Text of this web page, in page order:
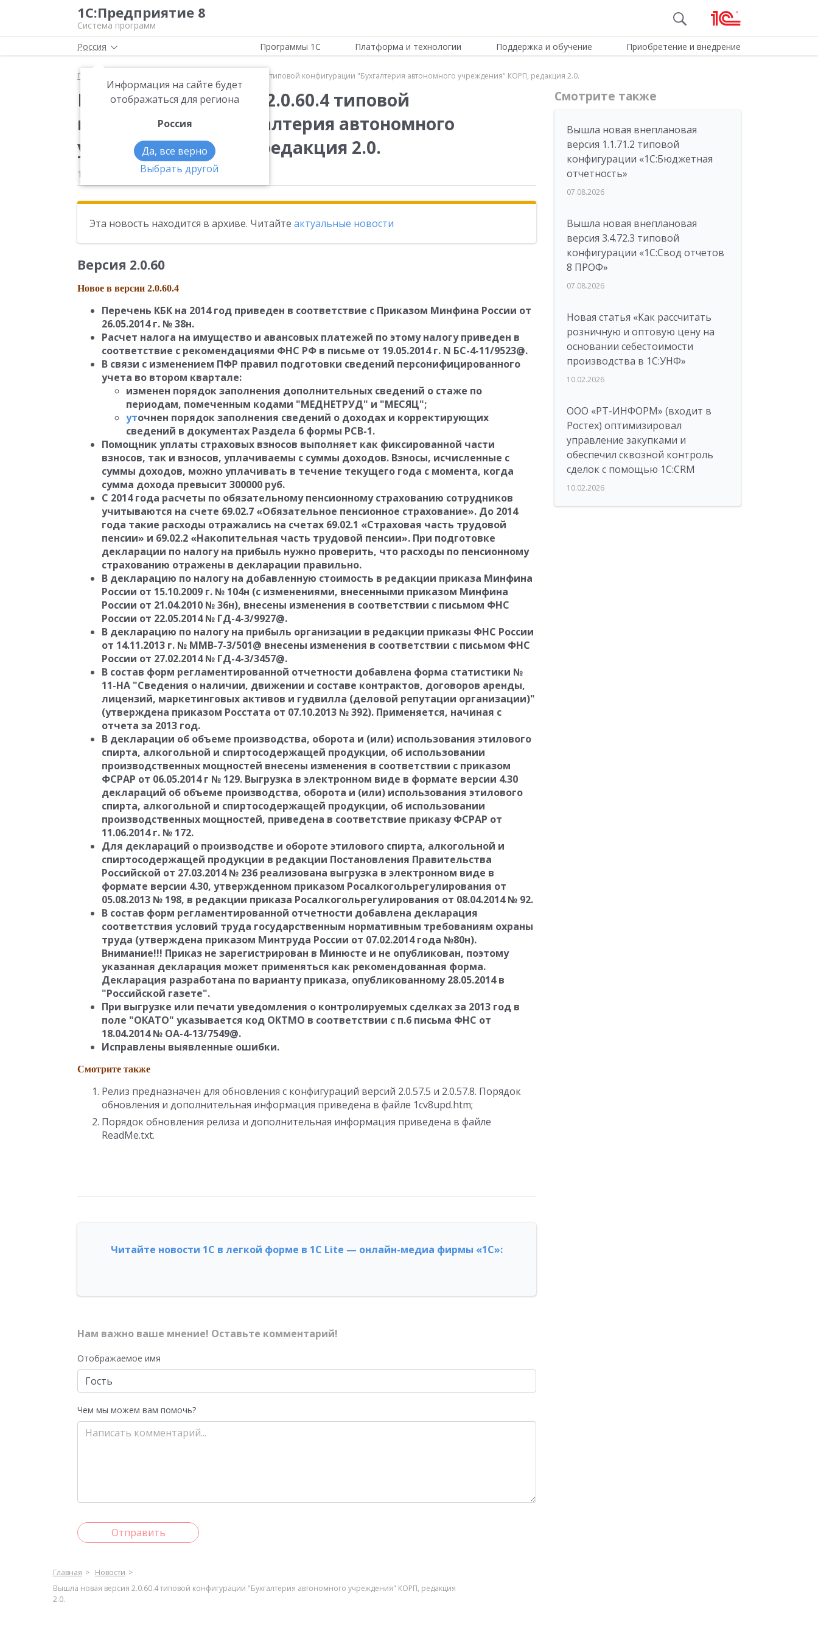
1С:Предприятие 8
Система программ
Россия
Информация на сайте будет
отображаться для региона
Россия
Да, все верно
Выбрать другой
Программы 1С Платформа и технологии Поддержка и обучение Приобретение и внедрение
Главная Вышла новая версия 2.0.60.4 типовой конфигурации "Бухгалтерия автономного учреждения" КОРП, редакция 2.0.
Вышла новая версия 2.0.60.4 типовой
конфигурации "Бухгалтерия автономного
учреждения" КОРП, редакция 2.0.
16.07.2014
Эта новость находится в архиве. Читайте актуальные новости
Версия 2.0.60
Новое в версии 2.0.60.4
Перечень КБК на 2014 год приведен в соответствие с Приказом Минфина России от
26.05.2014 г. № 38н.
Расчет налога на имущество и авансовых платежей по этому налогу приведен в
соответствие с рекомендациями ФНС РФ в письме от 19.05.2014 г. N БС-4-11/9523@.
В связи с изменением ПФР правил подготовки сведений персонифицированного
учета во втором квартале:
изменен порядок заполнения дополнительных сведений о стаже по
периодам, помеченным кодами "МЕДНЕТРУД" и "МЕСЯЦ";
уточнен порядок заполнения сведений о доходах и корректирующих
сведений в документах Раздела 6 формы РСВ-1.
Помощник уплаты страховых взносов выполняет как фиксированной части
взносов, так и взносов, уплачиваемы с суммы доходов. Взносы, исчисленные с
суммы доходов, можно уплачивать в течение текущего года с момента, когда
сумма дохода превысит 300000 руб.
С 2014 года расчеты по обязательному пенсионному страхованию сотрудников
учитываются на счете 69.02.7 «Обязательное пенсионное страхование». До 2014
года такие расходы отражались на счетах 69.02.1 «Страховая часть трудовой
пенсии» и 69.02.2 «Накопительная часть трудовой пенсии». При подготовке
декларации по налогу на прибыль нужно проверить, что расходы по пенсионному
страхованию отражены в декларации правильно.
В декларацию по налогу на добавленную стоимость в редакции приказа Минфина
России от 15.10.2009 г. № 104н (с изменениями, внесенными приказом Минфина
России от 21.04.2010 № 36н), внесены изменения в соответствии с письмом ФНС
России от 22.05.2014 № ГД-4-3/9927@.
В декларацию по налогу на прибыль организации в редакции приказы ФНС России
от 14.11.2013 г. № ММВ-7-3/501@ внесены изменения в соответствии с письмом ФНС
России от 27.02.2014 № ГД-4-3/3457@.
В состав форм регламентированной отчетности добавлена форма статистики №
11-НА "Сведения о наличии, движении и составе контрактов, договоров аренды,
лицензий, маркетинговых активов и гудвилла (деловой репутации организации)"
(утверждена приказом Росстата от 07.10.2013 № 392). Применяется, начиная с
отчета за 2013 год.
В декларации об объеме производства, оборота и (или) использования этилового
спирта, алкогольной и спиртосодержащей продукции, об использовании
производственных мощностей внесены изменения в соответствии с приказом
ФСРАР от 06.05.2014 г № 129. Выгрузка в электронном виде в формате версии 4.30
деклараций об объеме производства, оборота и (или) использования этилового
спирта, алкогольной и спиртосодержащей продукции, об использовании
производственных мощностей, приведена в соответствие приказу ФСРАР от
11.06.2014 г. № 172.
Для деклараций о производстве и обороте этилового спирта, алкогольной и
спиртосодержащей продукции в редакции Постановления Правительства
Российской от 27.03.2014 № 236 реализована выгрузка в электронном виде в
формате версии 4.30, утвержденном приказом Росалкогольрегулирования от
05.08.2013 № 198, в редакции приказа Росалкогольрегулирования от 08.04.2014 № 92.
В состав форм регламентированной отчетности добавлена декларация
соответствия условий труда государственным нормативным требованиям охраны
труда (утверждена приказом Минтруда России от 07.02.2014 года №80н).
Внимание!!! Приказ не зарегистрирован в Минюсте и не опубликован, поэтому
указанная декларация может применяться как рекомендованная форма.
Декларация разработана по варианту приказа, опубликованному 28.05.2014 в
"Российской газете".
При выгрузке или печати уведомления о контролируемых сделках за 2013 год в
поле "ОКАТО" указывается код ОКТМО в соответствии с п.6 письма ФНС от
18.04.2014 № ОА-4-13/7549@.
Исправлены выявленные ошибки.
Смотрите также
Релиз предназначен для обновления с конфигураций версий 2.0.57.5 и 2.0.57.8. Порядок
обновления и дополнительная информация приведена в файле 1cv8upd.htm;
Порядок обновления релиза и дополнительная информация приведена в файле
ReadMe.txt.
Читайте новости 1С в легкой форме в 1С Lite — онлайн-медиа фирмы «1С»:
Нам важно ваше мнение! Оставьте комментарий!
Отображаемое имя
Чем мы можем вам помочь?
Отправить
Смотрите также
Вышла новая внеплановая
версия 1.1.71.2 типовой
конфигурации «1C:Бюджетная
отчетность»
07.08.2026
Вышла новая внеплановая
версия 3.4.72.3 типовой
конфигурации «1C:Свод отчетов
8 ПРОФ»
07.08.2026
Новая статья «Как рассчитать
розничную и оптовую цену на
основании себестоимости
производства в 1С:УНФ»
10.02.2026
ООО «РТ-ИНФОРМ» (входит в
Ростех) оптимизировал
управление закупками и
обеспечил сквозной контроль
сделок с помощью 1С:CRM
10.02.2026
Главная
Новости
Вышла новая версия 2.0.60.4 типовой конфигурации "Бухгалтерия автономного учреждения" КОРП, редакция
2.0.